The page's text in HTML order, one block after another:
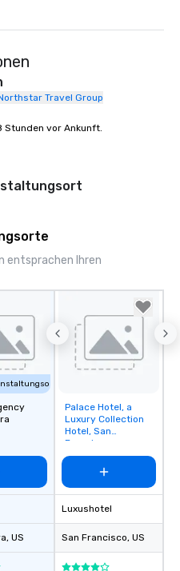
Travel Group
Stunden vor Ankunft.
entsprachen Ihren
, US
Removed from
favorites
Palace Hotel, a
Luxury Collection
Hotel, San
Francisco
Luxushotel
San Francisco, US